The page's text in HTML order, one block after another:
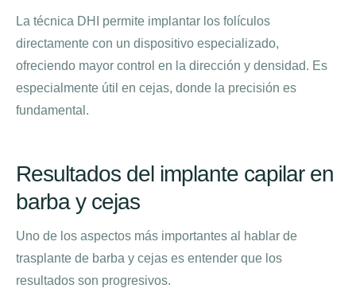
La técnica DHI permite implantar los folículos
directamente con un dispositivo especializado,
ofreciendo mayor control en la dirección y densidad. Es
especialmente útil en cejas, donde la precisión es
fundamental.
Resultados del implante capilar en
barba y cejas
Uno de los aspectos más importantes al hablar de
trasplante de barba y cejas es entender que los
resultados son progresivos.